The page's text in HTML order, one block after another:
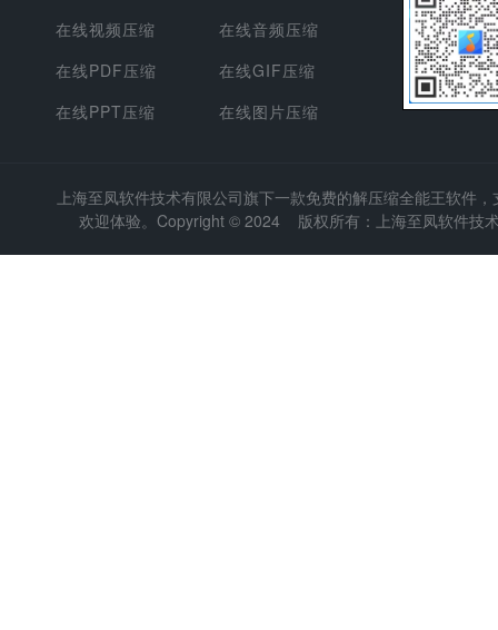
在线视频压缩
在线PDF压缩
在线PPT压缩
在线音频压缩
在线GIF压缩
在线图片压缩
上海至凤软件技术有限公司旗下一款免费的解压缩全能王软件
欢迎体验。Copyright © 2024 版权所有：上海至凤软件技